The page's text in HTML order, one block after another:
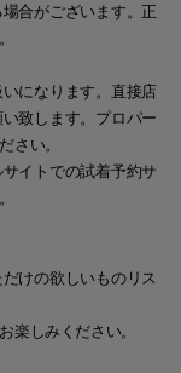
合がございます。正
になります。直接店
致します。プロパー
さい。
イトでの試着予約サ
けの欲しいものリス
楽しみください。